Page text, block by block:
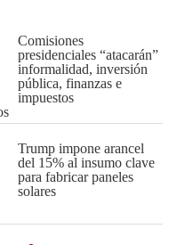
Comisiones
presidenciales “atacarán”
informalidad, inversión
pública, finanzas e
impuestos
Trump impone arancel
del 15% al insumo clave
para fabricar paneles
solares